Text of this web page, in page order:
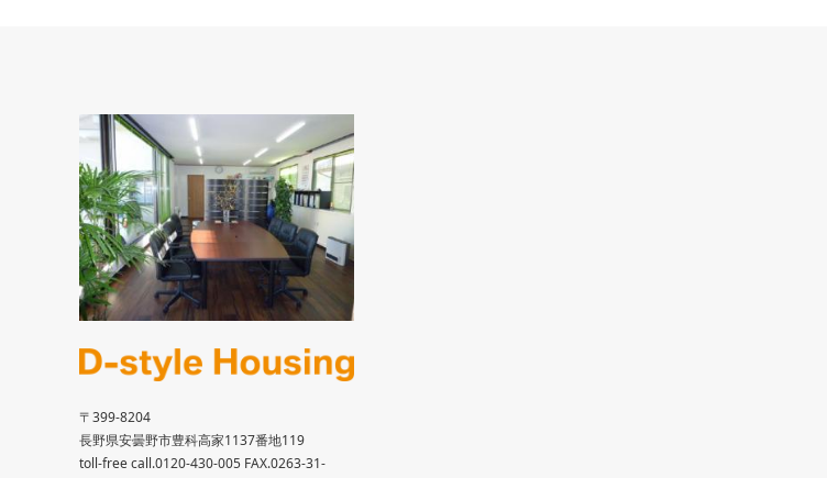
〒399-8204
長野県安曇野市豊科高家1137番地119
toll-free call.0120-430-005 FAX.0263-31-